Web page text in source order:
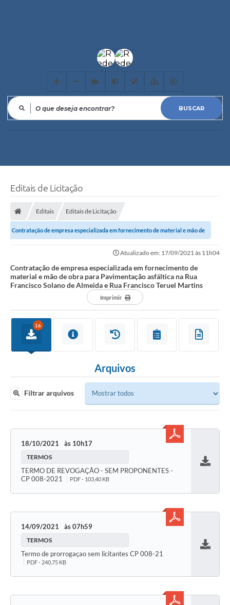
O que deseja encontrar?
Editais de Licitação
Editais Editais de Licitação
Contratação de empresa especializada em fornecimento de material e mão de
Atualizado em: 17/09/2021 às 11h04
Contratação de empresa especializada em fornecimento de
material e mão de obra para Pavimentação asfáltica na Rua
Francisco Solano de Almeida e Rua Francisco Teruel Martins
Imprimir
16
Arquivos
Filtrar arquivos
18/10/2021 10h17
TERMOS
TERMO DE REVOGAÇÃO - SEM PROPONENTES -
CP 008-2021
PDF - 103,40 KB
14/09/2021 07h59
TERMOS
Termo de prorrogaçao sem licitantes CP 008-21
PDF - 240,75 KB